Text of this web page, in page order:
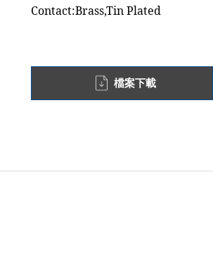
Contact:Brass,Tin Plated
檔案下載